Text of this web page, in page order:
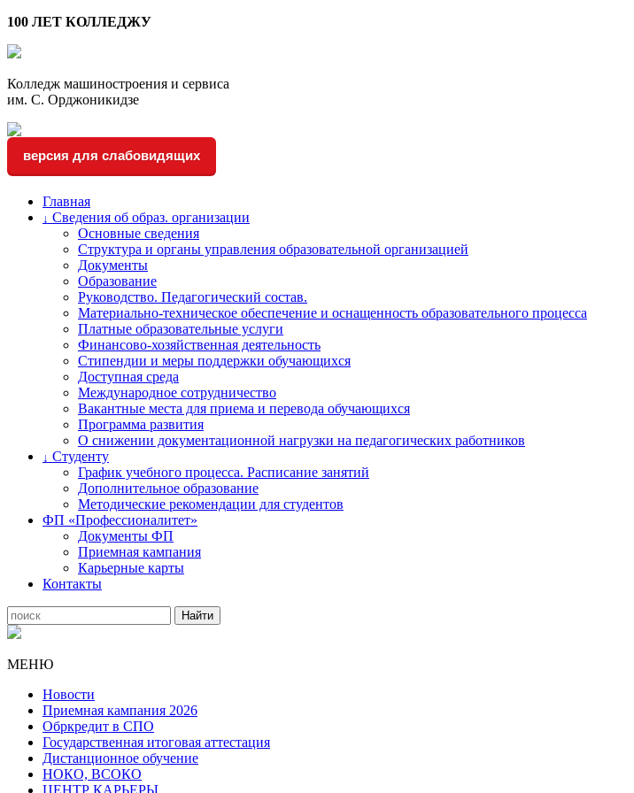
100 ЛЕТ КОЛЛЕДЖУ
Колледж машиностроения и сервиса
им. С. Орджоникидзе
версия для слабовидящих
Главная
↓ Сведения об образ. организации
Основные сведения
Структура и органы управления образовательной организацией
Документы
Образование
Руководство. Педагогический состав.
Материально-техническое обеспечение и оснащенность образовательного процесса
Платные образовательные услуги
Финансово-хозяйственная деятельность
Стипендии и меры поддержки обучающихся
Доступная среда
Международное сотрудничество
Вакантные места для приема и перевода обучающихся
Программа развития
О снижении документационной нагрузки на педагогических работников
↓ Студенту
График учебного процесса. Расписание занятий
Дополнительное образование
Методические рекомендации для студентов
ФП «Профессионалитет»
Документы ФП
Приемная кампания
Карьерные карты
Контакты
МЕНЮ
Новости
Приемная кампания 2026
Обркредит в СПО
Государственная итоговая аттестация
Дистанционное обучение
НОКО, ВСОКО
ЦЕНТР КАРЬЕРЫ